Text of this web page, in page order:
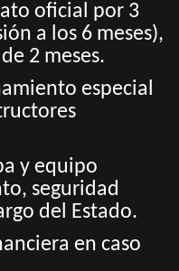
oficial por 3
a los 6 meses),
2 meses.
especial
y equipo
seguridad
del Estado.
en caso